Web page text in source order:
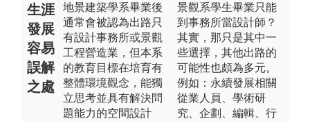
生涯
發展
容易
誤解
之處
地景建築學系畢業後
通常會被認為出路只
有設計事務所或景觀
工程營造業，但本系
的教育目標在培育有
整體環境觀念，能獨
立思考並具有解決問
題能力的空間設計
景觀系學生畢業只能
到事務所當設計師？
其實，那只是其中一
些選擇，其他出路的
可能性也頗為多元。
例如：永續發展相關
從業人員、學術研
究、企劃、編輯、行